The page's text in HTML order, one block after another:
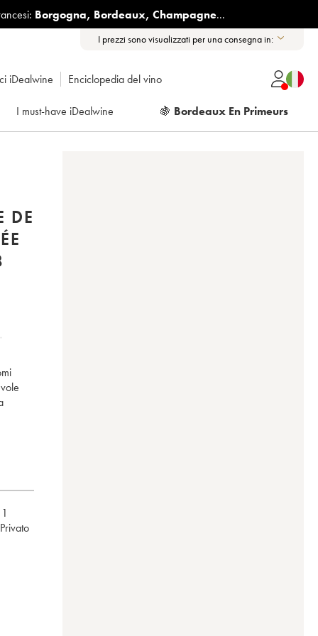
Borgogna, Bordeaux, Champagne...
I prezzi sono visualizzati per una consegna in:
iDealwine Enciclopedia del vino
I must-have iDealwine 🍇 Bordeaux En Primeurs
DE
1
privato